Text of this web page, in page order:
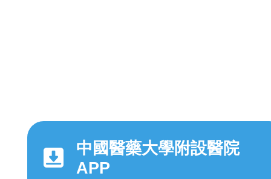
中國醫藥大學附設醫院
APP